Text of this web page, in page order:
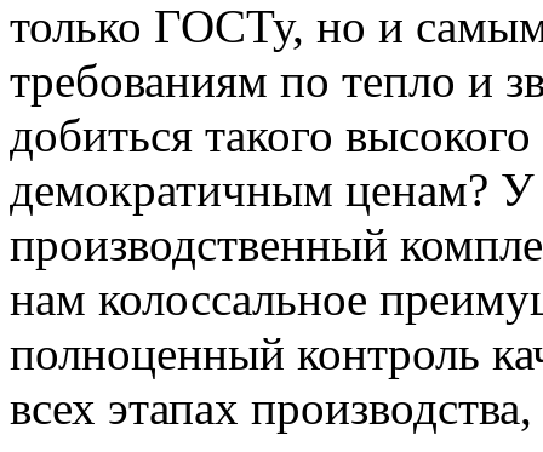
только ГОСТу, но и
требованиям по тепло и
добиться такого
демократичным ценам? У
производственный
нам колоссальное
полноценный контроль
всех этапах